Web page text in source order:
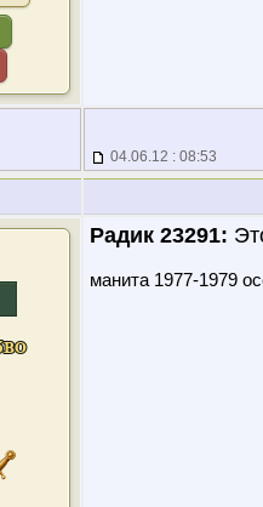
04.06.12 : 08:53
Радик 23291:
манита 1977-1979